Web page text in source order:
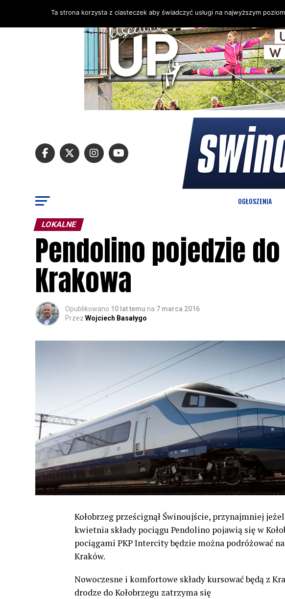
OGŁOSZENIA
LOKALNE
Pendolino pojedzie
Krakowa
Opublikowano 10 lat temu na 7 marca 2016
Przez Wojciech Basałygo
Kołobrzeg prześcignął Świnoujście, przynajmniej
kwietnia składy pociągu Pendolino pojawią się w
pociągami PKP Intercity będzie można podróżować
Kraków.
Nowoczesne i komfortowe składy kursować będą z
drodze do Kołobrzegu zatrzyma się
Ta strona korzysta z ciasteczek aby świadczyć usługi na najwyższym